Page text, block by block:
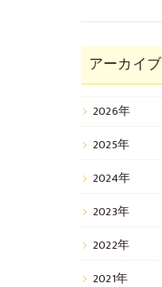
アーカイブ
2026年
2025年
2024年
2023年
2022年
2021年